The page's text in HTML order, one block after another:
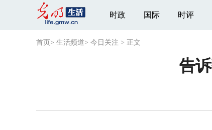
时政 国际 时评
首页 > 生活频道> 今日关注 > 正文
告